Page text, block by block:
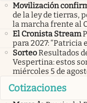
Movilización
de la ley de tierras,
la marcha frente al
El Cronista Stream
para 2027: “Patricia
SorteoResultados
Vespertina: estos
miércoles 5 de
Cotizaciones